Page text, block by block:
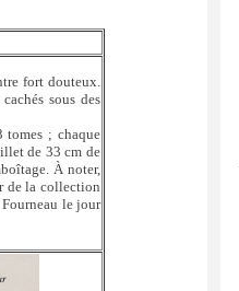
fort douteux.
sous des
tomes ; chaque
de 33 cm de
À noter,
de la collection
le jour